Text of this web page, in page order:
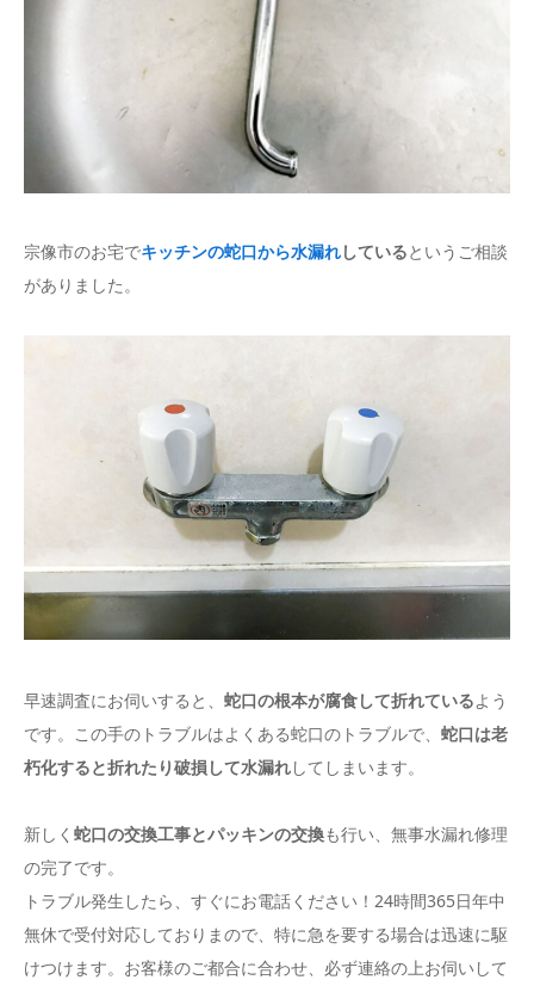
宗像市のお宅でキッチンの蛇口から水漏れしているというご相談
がありました。
早速調査にお伺いすると、 蛇口の根本が腐食して折れているよう
です。この手のトラブルはよくある蛇口のトラブルで、 蛇口は老
朽化すると折れたり破損して水漏れしてしまいます。
新しく 蛇口の交換工事とパッキンの交換も行い、無事水漏れ修理
の完了です。
トラブル発生したら、すぐにお電話ください！24時間365日年中
無休で受付対応しておりまので、特に急を要する場合は迅速に駆
けつけます。お客様のご都合に合わせ、必ず連絡の上お伺いして